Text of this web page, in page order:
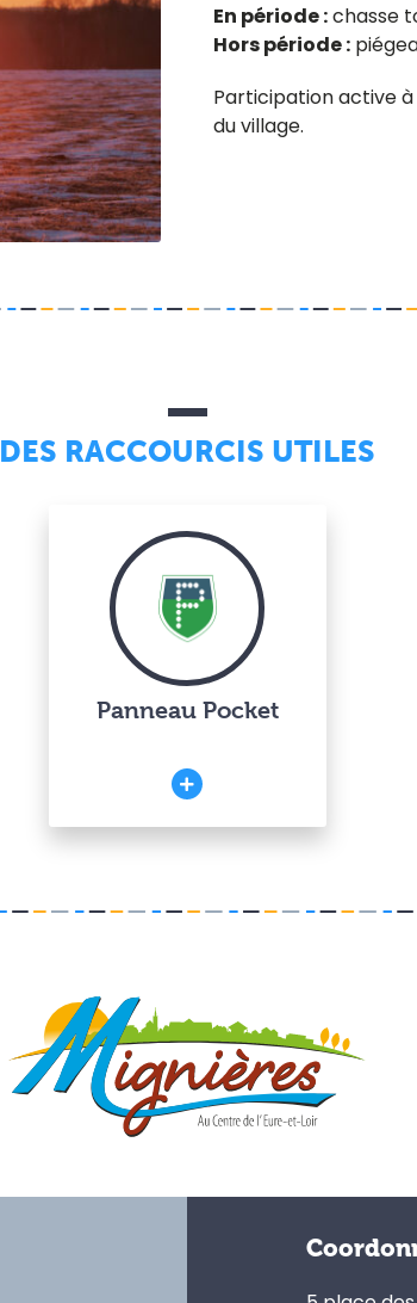
En période :chasse
Hors période :
Participation active
du village.
DES RACCOURCIS UTILES
Panneau Pocket